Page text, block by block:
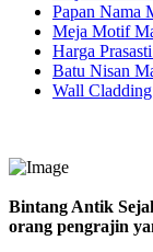
Papan Nama
Meja Motif
Harga
Batu Nisan
Wall
Bintang Antik
orang pengrajin